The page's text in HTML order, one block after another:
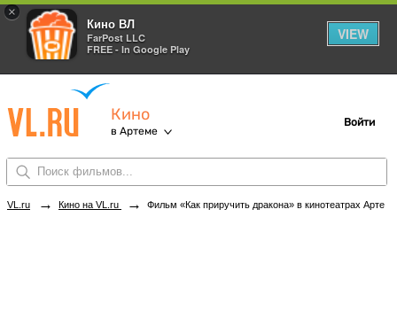
×
Кино ВЛ
FarPost LLC
FREE - In Google Play
VIEW
Кино
в Артеме
Войти
VL.ru → Кино на VL.ru → Фильм «Как приручить дракона» в кинотеатрах Артема. Купить билеты!